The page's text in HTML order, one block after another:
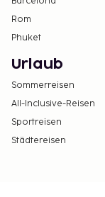
Rom
Phuket
Urlaub
Sommerreisen
All-Inclusive-Reisen
Sportreisen
Städtereisen